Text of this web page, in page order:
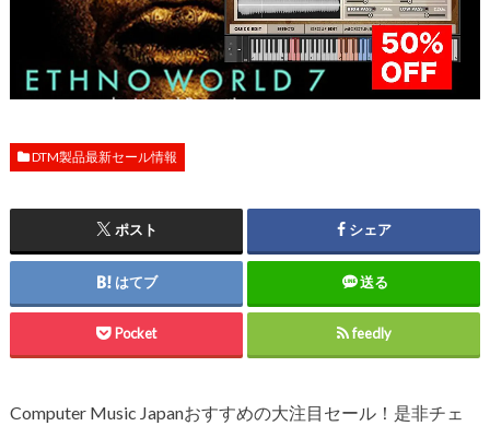
DTM製品最新セール情報
ポスト シェア
はてブ 送る
Pocket feedly
Computer Music Japanおすすめの大注目セール！是非チェ